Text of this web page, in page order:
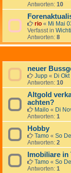
Antworten: 10
rio « Mi Mai
Verfasst in
Antworten: 8
neuer
Jupp « Di
Antworten: 10
Altgold
achten?
Mailo « Di
Antworten: 1
Hobby
Tamo « So
Antworten: 2
Imobiliare
Tamo « So
Antworten: 1